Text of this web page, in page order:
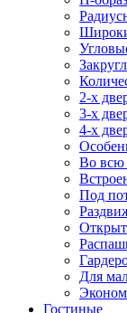
2-х
3-х
4-х
Во всю
Под
Для
Эконом
Гостиные